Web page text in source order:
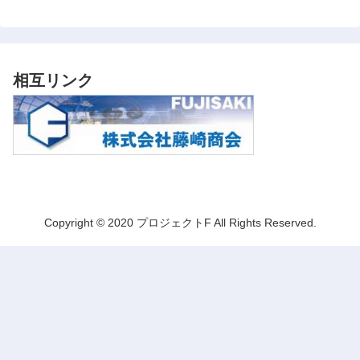
相互リンク
Copyright © 2020 プロジェクトF All Rights Reserved.